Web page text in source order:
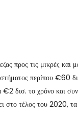
προς τις μικρές
περίπου €60
δισ. το χρόνο και
στο τέλος του 2020,